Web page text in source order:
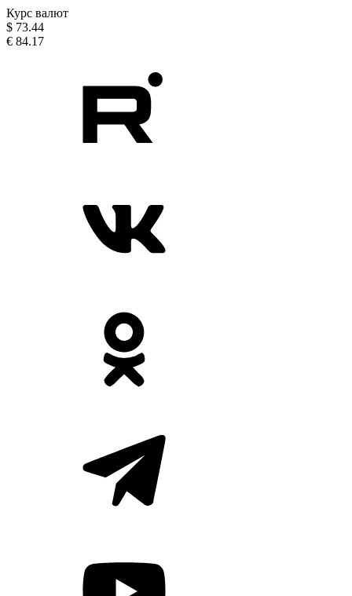
Курс валют
$ 73.44
€ 84.17